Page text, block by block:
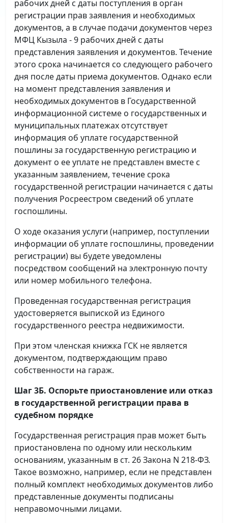
рабочих дней с даты поступления в орган
регистрации прав заявления и необходимых
документов, а в случае подачи документов через
МФЦ Кызыла - 9 рабочих дней с даты
представления заявления и документов. Течение
этого срока начинается со следующего рабочего
дня после даты приема документов. Однако если
на момент представления заявления и
необходимых документов в Государственной
информационной системе о государственных и
муниципальных платежах отсутствует
информация об уплате государственной
пошлины за государственную регистрацию и
документ о ее уплате не представлен вместе с
указанным заявлением, течение срока
государственной регистрации начинается с даты
получения Росреестром сведений об уплате
госпошлины.
О ходе оказания услуги (например, поступлении
информации об уплате госпошлины, проведении
регистрации) вы будете уведомлены
посредством сообщений на электронную почту
или номер мобильного телефона.
Проведенная государственная регистрация
удостоверяется выпиской из Единого
государственного реестра недвижимости.
При этом членская книжка ГСК не является
документом, подтверждающим право
собственности на гараж.
Шаг 3Б. Оспорьте приостановление или отказ
в государственной регистрации права в
судебном порядке
Государственная регистрация прав может быть
приостановлена по одному или нескольким
основаниям, указанным в ст. 26 Закона N 218-ФЗ.
Такое возможно, например, если не представлен
полный комплект необходимых документов либо
представленные документы подписаны
неправомочными лицами.